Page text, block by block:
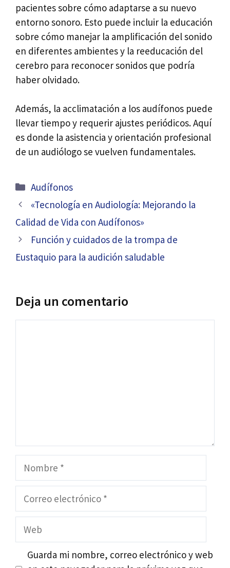
pacientes sobre cómo adaptarse a su nuevo
entorno sonoro. Esto puede incluir la educación
sobre cómo manejar la amplificación del sonido
en diferentes ambientes y la reeducación del
cerebro para reconocer sonidos que podría
haber olvidado.
Además, la acclimatación a los audífonos puede
llevar tiempo y requerir ajustes periódicos. Aquí
es donde la asistencia y orientación profesional
de un audiólogo se vuelven fundamentales.
Categorías
Audífonos
Navegación
de
«Tecnología en Audiología: Mejorando la
Calidad de Vida con Audífonos»
Función y cuidados de la trompa de
Eustaquio para la audición saludable
Deja un comentario
Nombre
Correo
Web
Guarda mi nombre, correo electrónico y web